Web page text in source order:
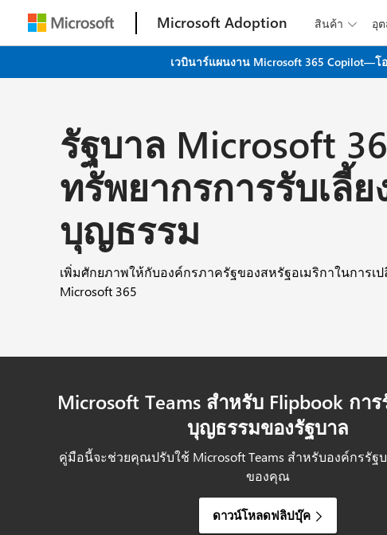
Microsoft Adoption สินค้า 
เวบินาร์แผนงาน Microsoft 365 Copilot—
รัฐบาล Microsoft
ทรัพยากรการรับเลี้ย
บุญธรรม
เพิ่มศักยภาพให้กับองค์กรภาครัฐของสหรัฐอเมริกาในการเ
Microsoft 365
Microsoft Teams สำหรับ Flipbook การ
บุญธรรมของรัฐบาล
คู่มือนี้จะช่วยคุณปรับใช้ Microsoft Teams สำหรับองค์กรรัฐ
ของคุณ
ดาวน์โหลดฟลิปบุ๊ค